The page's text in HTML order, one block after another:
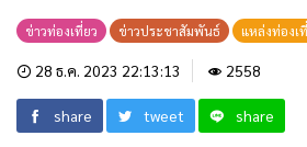
ข่าวท่องเที่ยว ข่าวประชาสัมพันธ์ แหล่งท่องเ
28 ธ.ค. 2023 22:13:13 2558
share tweet share